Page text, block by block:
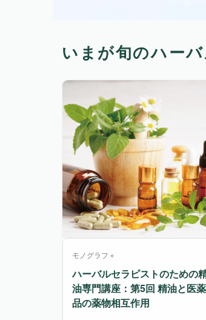
いまが旬のハー
モノグラフ＋
ハーバルセラピストのための
油専門講座：第5回 精油と医薬
品の薬物相互作用